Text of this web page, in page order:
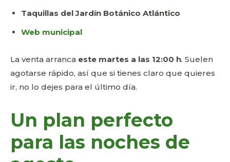
Taquillas del Jardín Botánico Atlántico
Web municipal
La venta arranca este martes a las 12:00 h. Suelen
agotarse rápido, así que si tienes claro que quieres
ir, no lo dejes para el último día.
Un plan perfecto
para las noches de